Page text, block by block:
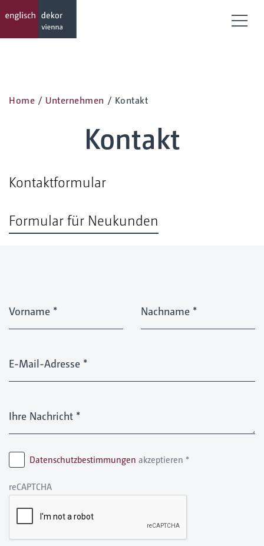
Home / Unternehmen / Kontakt
Kontakt
Kontaktformular
Formular für Neukunden
Vorname * Nachname *
E-Mail-Adresse *
Ihre Nachricht *
Datenschutzbestimmungen akzeptieren *
reCAPTCHA